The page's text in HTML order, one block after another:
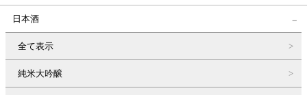
日本酒
全て表示
純米大吟醸